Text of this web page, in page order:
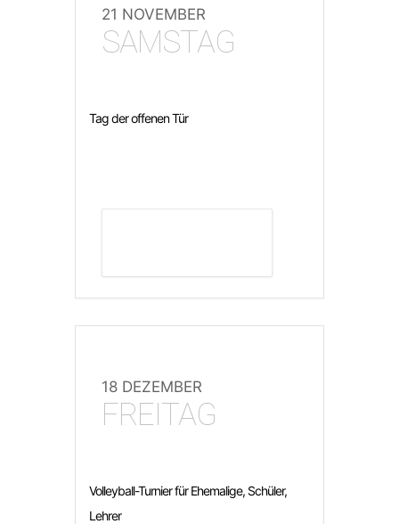
21 NOVEMBER
SAMSTAG
Tag der offenen Tür
18 DEZEMBER
FREITAG
Volleyball-Turnier für Ehemalige, Schüler,
Lehrer